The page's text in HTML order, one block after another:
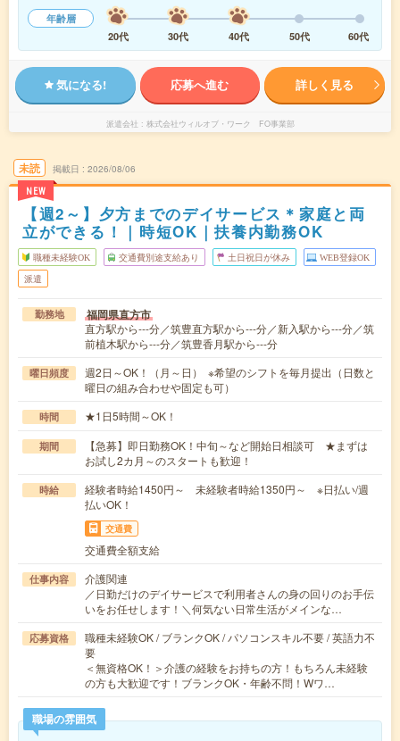
年齢層
20代
30代 40代 50代 60代
気になる! 応募へ進む 詳しく見る
派遣会社 株式会社ウィルオブ・ワーク FO事業部
未読
NEW
掲載日 2026/08/06
【週2～】夕方までのデイサービス＊家庭と両
立ができる！｜時短OK｜扶養内勤務OK
職種未経験OK 交通費別途支給あり 土日祝日が休み WEB登録OK
派遣
勤務地 福岡県直方市
直方駅から---分／筑豊直方駅から---分／新入駅から---分／筑
前植木駅から---分／筑豊香月駅から---分
曜日頻度
週2日～OK！（月～日） ※希望のシフトを毎月提出（日数と
曜日の組み合わせや固定も可）
時間 ★1日5時間～OK！
期間
【急募】即日勤務OK！中旬～など開始日相談可 ★まずは
お試し2カ月～のスタートも歓迎！
時給
経験者時給1450円～ 未経験者時給1350円～ ※日払い/週
払いOK！
交通費
交通費全額支給
仕事内容
介護関連
／日勤だけのデイサービスで利用者さんの身の回りのお手伝
いをお任せします！＼何気ない日常生活がメインな…
応募資格
職種未経験OK / ブランクOK / パソコンスキル不要 / 英語力不
要
＜無資格OK！＞介護の経験をお持ちの方！もちろん未経験
の方も大歓迎です！ブランクOK・年齢不問！Wワ…
職場の雰囲気